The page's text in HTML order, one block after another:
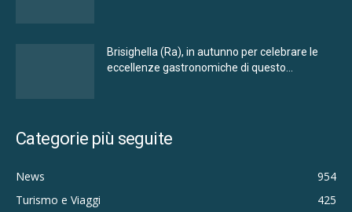
Brisighella (Ra), in autunno per celebrare le
eccellenze gastronomiche di questo...
Categorie più seguite
News
954
Turismo e Viaggi
425